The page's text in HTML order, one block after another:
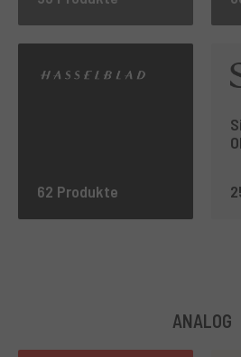
62 Produkte
ANALOG